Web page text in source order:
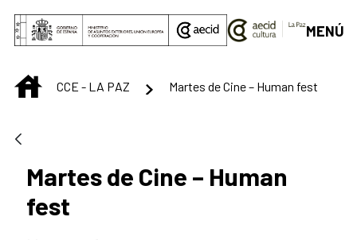
Saut au contenu principal
MENÚ
INICIOCCE - LA PAZ Martes de Cine – Human fest
Martes de Cine – Human
fest